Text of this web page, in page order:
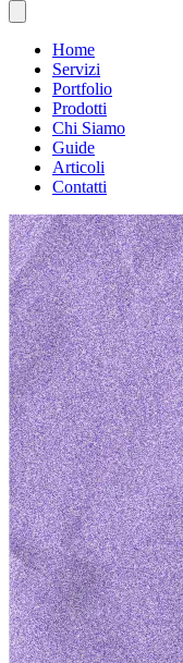
Home
Servizi
Portfolio
Prodotti
Chi Siamo
Guide
Articoli
Contatti